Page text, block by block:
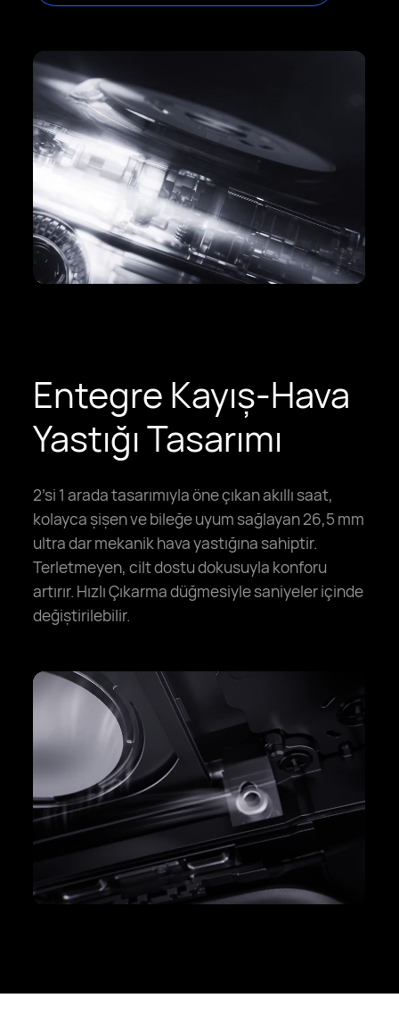
Entegre Kayış-Hava
Yastığı Tasarımı
2’si 1 arada tasarımıyla öne çıkan akıllı saat,
kolayca şişen ve bileğe uyum sağlayan 26,5 mm
ultra dar mekanik hava yastığına sahiptir.
Terletmeyen, cilt dostu dokusuyla konforu
artırır. Hızlı Çıkarma düğmesiyle saniyeler içinde
değiştirilebilir.